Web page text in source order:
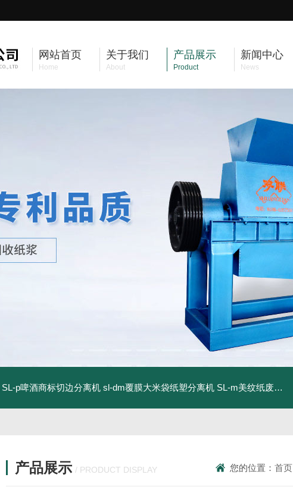
网站首页
Home
关于我们
About
产品展示
Product
新闻中心
News
SL-p啤酒商标切边分离机 sl-dm覆膜大米袋纸塑分离机 SL-m美纹纸废料碎浆机
产品展示 / PRODUCT DISPLAY 您的位置： 首页